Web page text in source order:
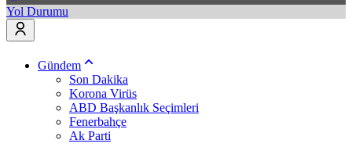
Yol Durumu
Gündem
Son Dakika
Korona Virüs
ABD Başkanlık Seçimleri
Fenerbahçe
Ak Parti